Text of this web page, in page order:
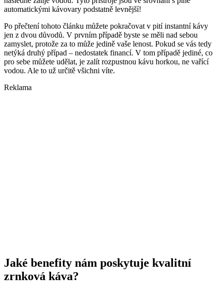
automatickými kávovary podstatně levnější!
Po přečtení tohoto článku můžete pokračovat v pití instantní kávy
jen z dvou důvodů. V prvním případě byste se měli nad sebou
zamyslet, protože za to může jedině vaše lenost. Pokud se vás tedy
netýká druhý případ – nedostatek financí. V tom případě jediné, co
pro sebe můžete udělat, je zalít rozpustnou kávu horkou, ne vařící
vodou. Ale to už určitě všichni víte.
Reklama
Jaké benefity nám poskytuje kvalitní
zrnková káva?